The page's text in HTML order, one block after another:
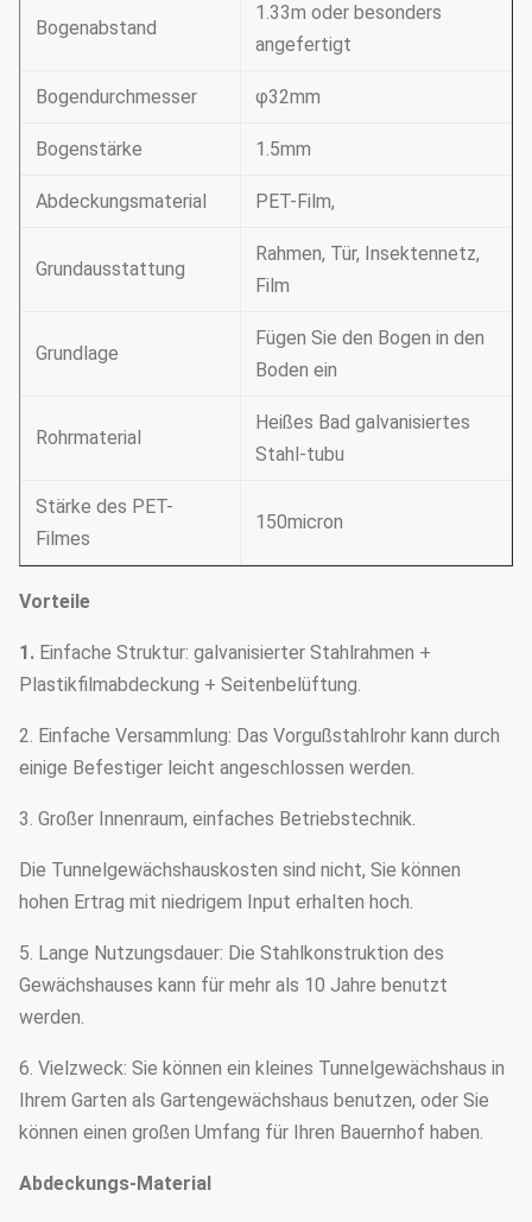
Bogenabstand
1.33m oder besonders
angefertigt
Bogendurchmesser φ32mm
Bogenstärke 1.5mm
Abdeckungsmaterial PET-Film,
Grundausstattung
Rahmen, Tür, Insektennetz,
Film
Grundlage
Fügen Sie den Bogen in den
Boden ein
Rohrmaterial
Heißes Bad galvanisiertes
Stahl-tubu
Stärke des PET-
Filmes
150micron
Vorteile
1. Einfache Struktur: galvanisierter Stahlrahmen +
Plastikfilmabdeckung + Seitenbelüftung.
2. Einfache Versammlung: Das Vorgußstahlrohr kann durch
einige Befestiger leicht angeschlossen werden.
3. Großer Innenraum, einfaches Betriebstechnik.
Die Tunnelgewächshauskosten sind nicht, Sie können
hohen Ertrag mit niedrigem Input erhalten hoch.
5. Lange Nutzungsdauer: Die Stahlkonstruktion des
Gewächshauses kann für mehr als 10 Jahre benutzt
werden.
6. Vielzweck: Sie können ein kleines Tunnelgewächshaus in
Ihrem Garten als Gartengewächshaus benutzen, oder Sie
können einen großen Umfang für Ihren Bauernhof haben.
Abdeckungs-Material